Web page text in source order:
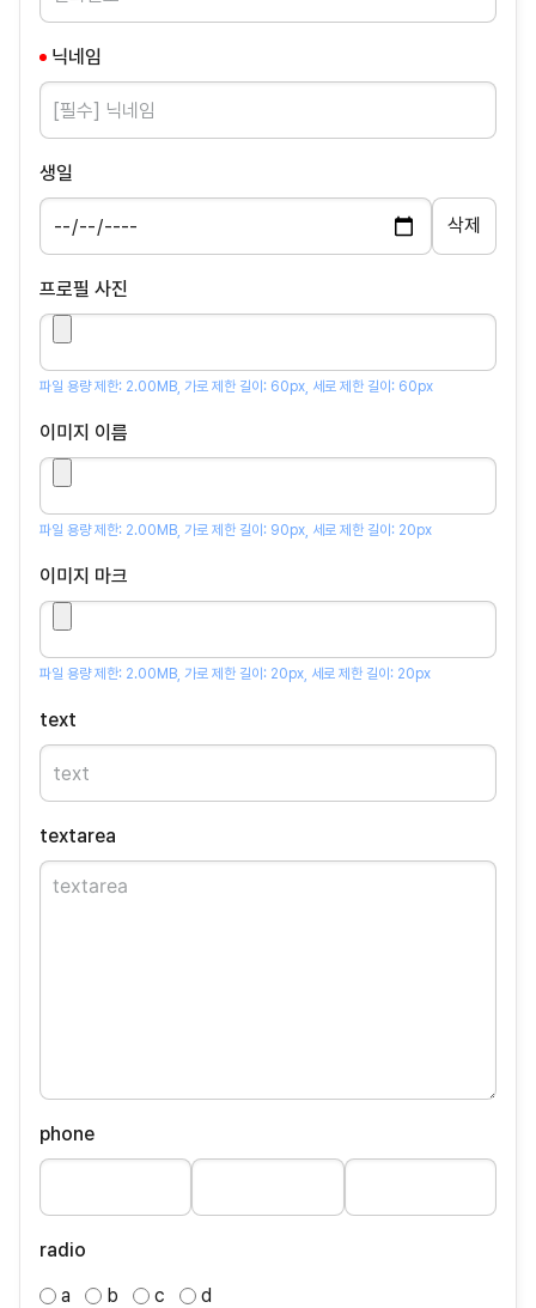
닉네임
생일
프로필 사진
파일 용량 제한: 2.00MB, 가로 제한 길이: 60px, 세로 제한 길이: 60px
이미지 이름
파일 용량 제한: 2.00MB, 가로 제한 길이: 90px, 세로 제한 길이: 20px
이미지 마크
파일 용량 제한: 2.00MB, 가로 제한 길이: 20px, 세로 제한 길이: 20px
text
textarea
phone
radio
a
b c d